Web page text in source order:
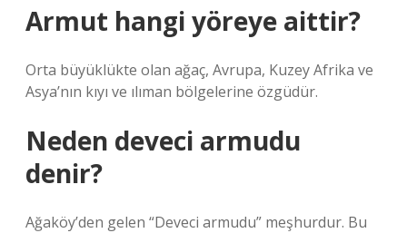
Armut hangi yöreye aittir?
Orta büyüklükte olan ağaç, Avrupa, Kuzey Afrika ve
Asya’nın kıyı ve ılıman bölgelerine özgüdür.
Neden deveci armudu
denir?
Ağaköy’den gelen “Deveci armudu” meşhurdur. Bu